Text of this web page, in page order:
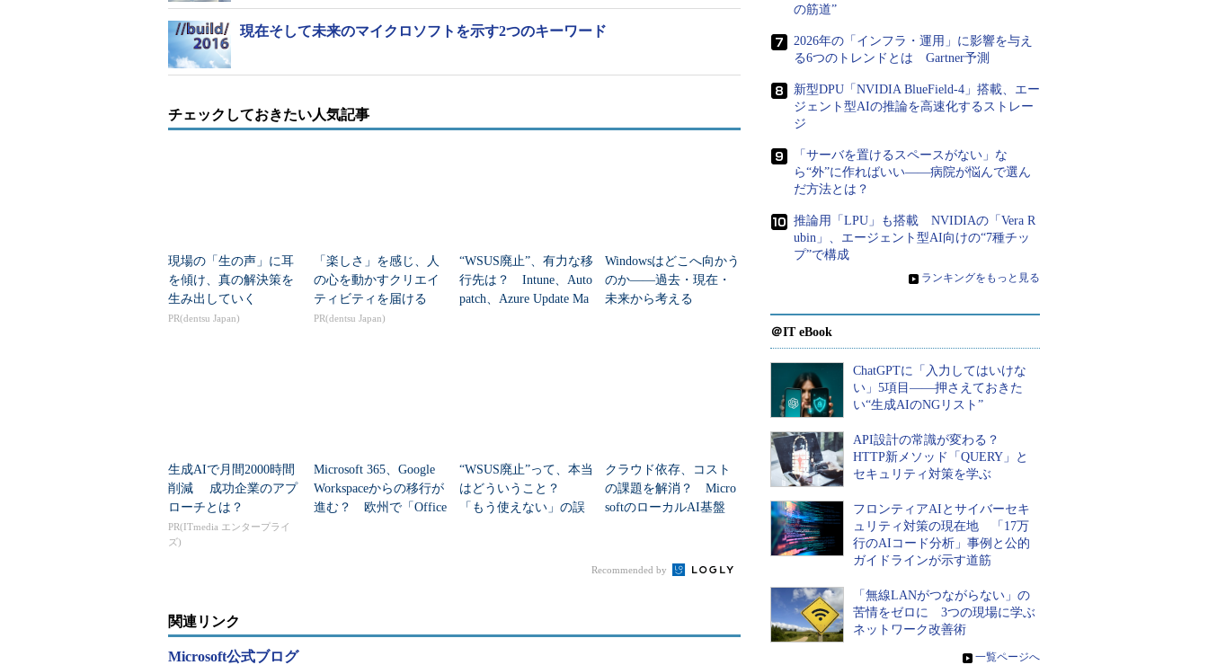
「Microsoft Dynamics 365」のWebサイト
ビジネスアプリのライブラリサイト「Microsoft AppSource」も開始
さらにマイクロソフトは、同社やパートナー企業が提供するビジネス向け
現在そして未来のマイクロソフトを示す2つのキーワード
チェックしておきたい人気記事
現場の「生の声」に耳
を傾け、真の解決策を
生み出していく
PR(dentsu Japan)
「楽しさ」を感じ、人
の心を動かすクリエイ
ティビティを届ける
PR(dentsu Japan)
“WSUS廃止”、有力な移
行先は？ Intune、Auto
patch、Azure Update Ma
Windowsはどこへ向かう
のか――過去・現在・
未来から考える
生成AIで月間2000時間
削減 成功企業のアプ
ローチとは？
PR(ITmedia エンタープライ
ズ)
Microsoft 365、Google
Workspaceからの移行が
進む？ 欧州で「Office
“WSUS廃止”って、本当
はどういうこと？
「もう使えない」の誤
クラウド依存、コスト
の課題を解消？ Micro
softのローカルAI基盤
Recommended by
関連リンク
Microsoft公式ブログ
の筋道”
2026年の「インフラ・運用」に影響を与え
る6つのトレンドとは Gartner予測
新型DPU「NVIDIA BlueField-4」搭載、エー
ジェント型AIの推論を高速化するストレー
ジ
「サーバを置けるスペースがない」な
ら“外”に作ればいい――病院が悩んで選ん
だ方法とは？
推論用「LPU」も搭載 NVIDIAの「Vera R
ubin」、エージェント型AI向けの“7種チッ
プ”で構成
» ランキングをもっと見る
＠IT eBook
ChatGPTに「入力してはいけな
い」5項目――押さえておきた
い“生成AIのNGリスト”
API設計の常識が変わる？
HTTP新メソッド「QUERY」と
セキュリティ対策を学ぶ
フロンティアAIとサイバーセキ
ュリティ対策の現在地 「17万
行のAIコード分析」事例と公的
ガイドラインが示す道筋
「無線LANがつながらない」の
苦情をゼロに 3つの現場に学ぶ
ネットワーク改善術
» 一覧ページへ